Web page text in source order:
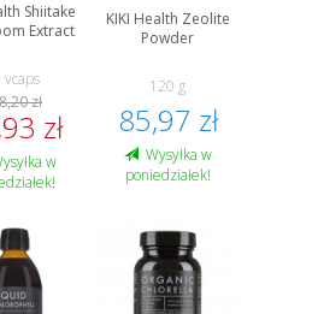
Shiitake
Extract
vcaps
zł
zł
w
KIKI Health Zeolite
Powder
120 g
85,97 zł
Wysyłka w
poniedziałek!